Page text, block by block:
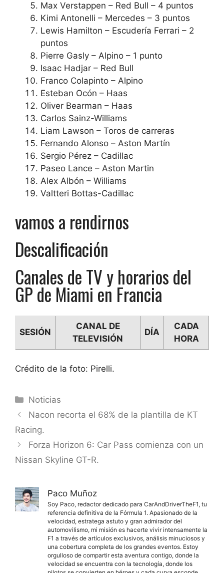
Max Verstappen – Red Bull – 4 puntos
Kimi Antonelli – Mercedes – 3 puntos
Lewis Hamilton – Escudería Ferrari – 2
puntos
Pierre Gasly – Alpino – 1 punto
Isaac Hadjar – Red Bull
Franco Colapinto – Alpino
Esteban Ocón – Haas
Oliver Bearman – Haas
Carlos Sainz-Williams
Liam Lawson – Toros de carreras
Fernando Alonso – Aston Martín
Sergio Pérez – Cadillac
Paseo Lance – Aston Martin
Alex Albón – Williams
Valtteri Bottas-Cadillac
vamos a rendirnos
Descalificación
Canales de TV y horarios del
GP de Miami en Francia
SESIÓN
CANAL DE
TELEVISIÓN
DÍA
CADA
HORA
Crédito de la foto: Pirelli.
Categorías
Noticias
Nacon recorta el 68% de la plantilla de KT
Racing.
Forza Horizon 6: Car Pass comienza con un
Nissan Skyline GT-R.
Paco Muñoz
Soy Paco, redactor dedicado para CarAndDriverTheF1, tu
referencia definitiva de la Fórmula 1. Apasionado de la
velocidad, estratega astuto y gran admirador del
automovilismo, mi misión es hacerte vivir intensamente la
F1 a través de artículos exclusivos, análisis minuciosos y
una cobertura completa de los grandes eventos. Estoy
orgulloso de compartir esta aventura contigo, donde la
velocidad se encuentra con la tecnología, donde los